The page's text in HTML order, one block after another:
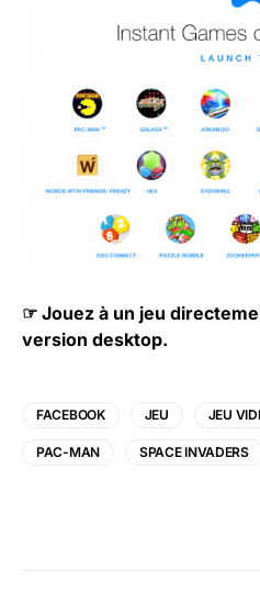
☞ Jouez à un jeu
version desktop.
FACEBOOK JEU JEU
PAC-MAN SPACE INVADERS